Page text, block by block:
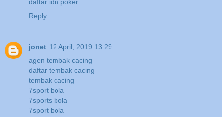
daftar idn poker
Reply
jonet 12 April, 2019 13:29
agen tembak cacing
daftar tembak cacing
tembak cacing
7sport bola
7sports bola
7sport bola